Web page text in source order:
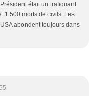
était un trafiquant
1.500 morts de civils..Les
abondent toujours dans